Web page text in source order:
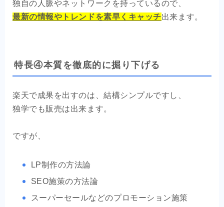
独自の人脈やネットワークを持っているので、
最新の情報やトレンドを素早くキャッチ出来ます。
特長④本質を徹底的に掘り下げる
楽天で成果を出すのは、結構シンプルですし、
独学でも販売は出来ます。
ですが、
LP制作の方法論
SEO施策の方法論
スーパーセールなどのプロモーション施策